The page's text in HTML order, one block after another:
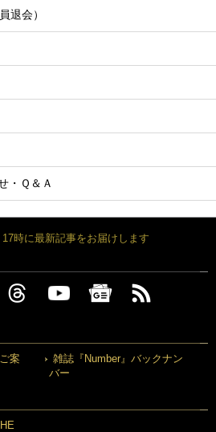
退会）
・Ｑ＆Ａ
時に最新記事をお届けします
案
雑誌『Number』バックナン
バー